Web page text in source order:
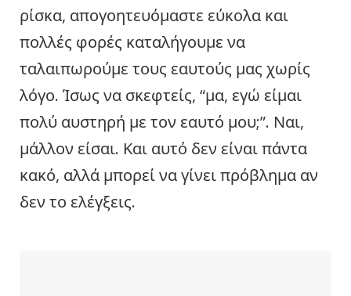
ρίσκα, απογοητευόμαστε εύκολα και
πολλές φορές καταλήγουμε να
ταλαιπωρούμε τους εαυτούς μας χωρίς
λόγο. Ίσως να σκεφτείς, “μα, εγώ είμαι
πολύ αυστηρή με τον εαυτό μου;”. Ναι,
μάλλον είσαι. Και αυτό δεν είναι πάντα
κακό, αλλά μπορεί να γίνει πρόβλημα αν
δεν το ελέγξεις.